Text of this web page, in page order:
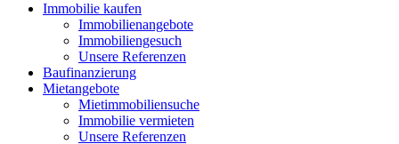
Immobilie kaufen
Immobilienangebote
Immobiliengesuch
Unsere Referenzen
Baufinanzierung
Mietangebote
Mietimmobiliensuche
Immobilie vermieten
Unsere Referenzen